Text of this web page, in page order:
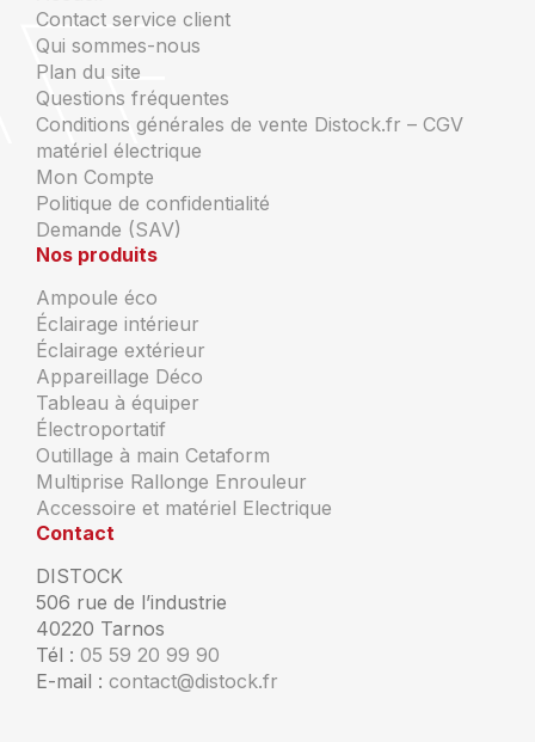
Contact service client
Qui sommes-nous
Plan du site
Questions fréquentes
Conditions générales de vente Distock.fr – CGV
matériel électrique
Mon Compte
Politique de confidentialité
Demande (SAV)
Nos produits
Ampoule éco
Éclairage intérieur
Éclairage extérieur
Appareillage Déco
Tableau à équiper
Électroportatif
Outillage à main Cetaform
Multiprise Rallonge Enrouleur
Accessoire et matériel Electrique
Contact
DISTOCK
506 rue de l’industrie
40220 Tarnos
Tél : 05 59 20 99 90
E-mail : contact@distock.fr